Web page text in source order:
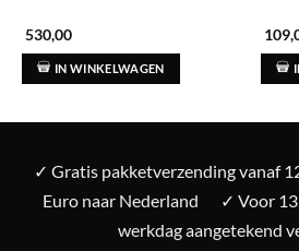
530,00
IN WINKELWAGEN
✓ Gratis pakketverzending vanaf
Euro naar Nederland
✓ Voor
werkdag aangetekend